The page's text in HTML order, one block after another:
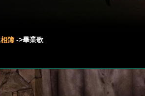
相簿->畢業歌